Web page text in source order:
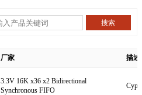
搜索
厂家 描述
3.3V 16K x36 x2 Bidirectional
Synchronous FIFO